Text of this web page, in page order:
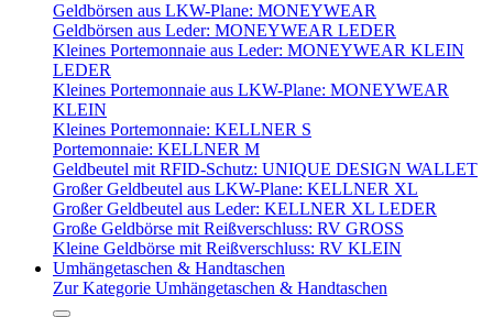
Geldbörsen aus LKW-Plane: MONEYWEAR
Geldbörsen aus Leder: MONEYWEAR LEDER
Kleines Portemonnaie aus Leder: MONEYWEAR KLEIN
LEDER
Kleines Portemonnaie aus LKW-Plane: MONEYWEAR
KLEIN
Kleines Portemonnaie: KELLNER S
Portemonnaie: KELLNER M
Geldbeutel mit RFID-Schutz: UNIQUE DESIGN WALLET
Großer Geldbeutel aus LKW-Plane: KELLNER XL
Großer Geldbeutel aus Leder: KELLNER XL LEDER
Große Geldbörse mit Reißverschluss: RV GROSS
Kleine Geldbörse mit Reißverschluss: RV KLEIN
Umhängetaschen & Handtaschen
Zur Kategorie Umhängetaschen & Handtaschen